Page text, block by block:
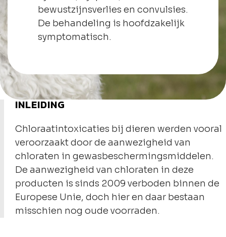
bewustzijnsverlies en convulsies.
De behandeling is hoofdzakelijk
symptomatisch.
INLEIDING
Chloraatintoxicaties bij dieren werden vooral
veroorzaakt door de aanwezigheid van
chloraten in gewasbeschermingsmiddelen.
De aanwezigheid van chloraten in deze
producten is sinds 2009 verboden binnen de
Europese Unie, doch hier en daar bestaan
misschien nog oude voorraden.